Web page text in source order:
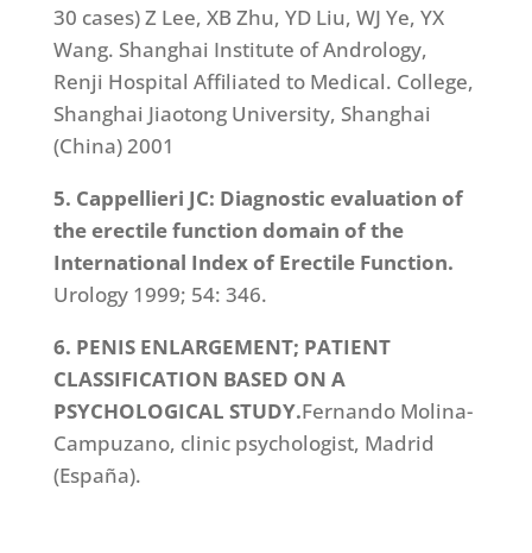
30 cases) Z Lee, XB Zhu, YD Liu, WJ Ye, YX
Wang. Shanghai Institute of Andrology,
Renji Hospital Affiliated to Medical. College,
Shanghai Jiaotong University, Shanghai
(China) 2001
5. Cappellieri JC: Diagnostic evaluation of
the erectile function domain of the
International Index of Erectile Function.
Urology 1999; 54: 346.
6. PENIS ENLARGEMENT; PATIENT
CLASSIFICATION BASED ON A
PSYCHOLOGICAL STUDY.Fernando Molina-
Campuzano, clinic psychologist, Madrid
(España).